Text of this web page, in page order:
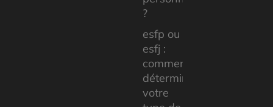
?
esfp ou
esfj :
comment
déterminer
votre